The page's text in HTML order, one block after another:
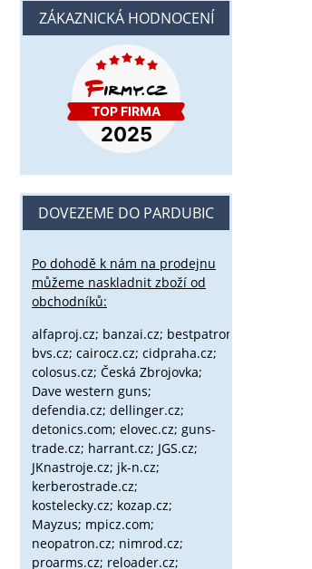
ZÁKAZNICKÁ HODNOCENÍ
DOVEZEME DO PARDUBIC
Po dohodě k nám na prodejnu
můžeme naskladnit zboží od
obchodníků:
alfaproj.cz; banzai.cz; bestpatron.eu;
bvs.cz; cairocz.cz; cidpraha.cz;
colosus.cz; Česká Zbrojovka;
Dave western guns;
defendia.cz; dellinger.cz;
detonics.com; elovec.cz; guns-
trade.cz; harrant.cz; JGS.cz;
JKnastroje.cz; jk-n.cz;
kerberostrade.cz;
kostelecky.cz; kozap.cz;
Mayzus; mpicz.com;
neopatron.cz; nimrod.cz;
proarms.cz; reloader.cz;